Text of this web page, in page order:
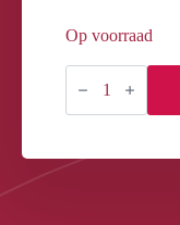
Op voorraad
GELOSOPHY
#153
aantal